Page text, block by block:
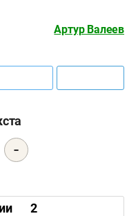
Артур Валеев
-
2